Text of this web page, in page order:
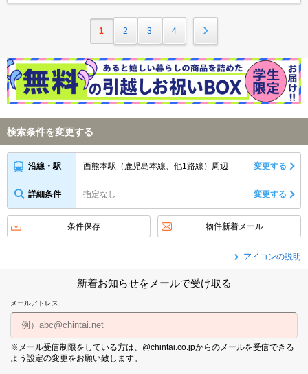
1 2 3 4
検索条件を変更する
沿線・駅 西熊本駅（鹿児島本線、他1路線）周辺 変更する
詳細条件 指定なし 変更する
条件保存 物件新着メール
アイコンの説明
新着お知らせをメールで受け取る
メールアドレス
※メール受信制限をしている方は、@chintai.co.jpからのメールを受信できる
よう設定の変更をお願い致します。